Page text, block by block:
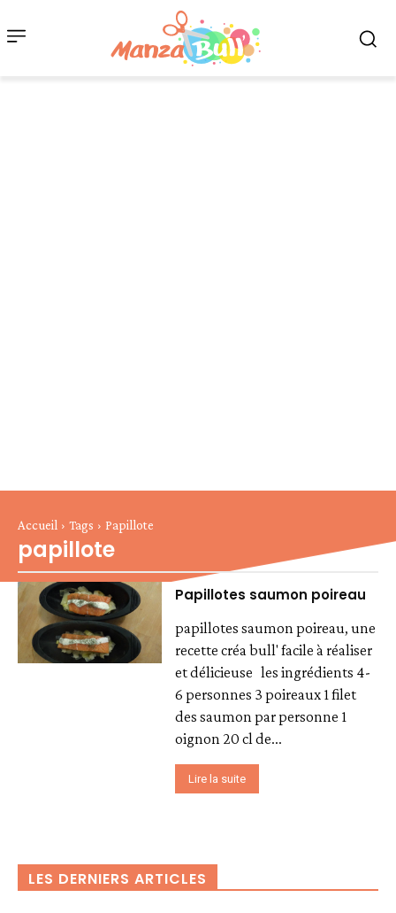
Accueil Tags Papillote
papillote
Papillotes saumon poireau
papillotes saumon poireau, une
recette créa bull' facile à réaliser
et délicieuse les ingrédients 4-
6 personnes 3 poireaux 1 filet
des saumon par personne 1
oignon 20 cl de...
Lire la suite
LES DERNIERS ARTICLES